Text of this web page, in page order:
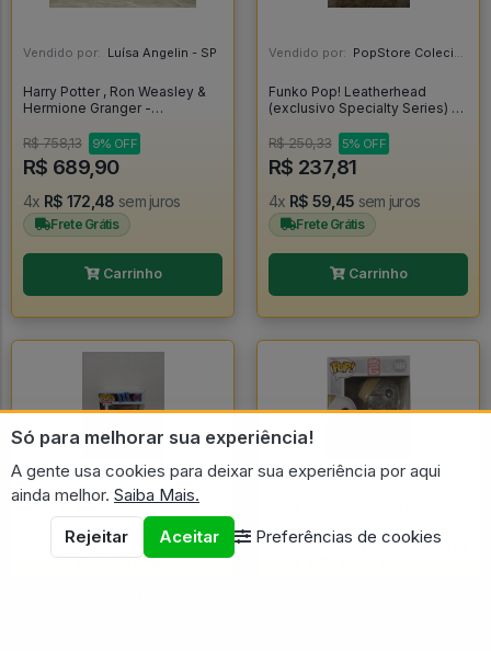
Vendido por: Luísa Angelin - SP
Harry Potter , Ron Weasley &
Hermione Granger -
R$ 758,13 9% OFF
R$ 689,90
4x R$ 172,48 sem juros
Frete Grátis
Carrinho
Vendido por: PopStore Colecionáveis - MG
Funko Pop! Leatherhead
(exclusivo Specialty Series) -
#543
R$ 250,33 5% OFF
R$ 237,81
4x R$ 59,45 sem juros
Frete Grátis
Carrinho
Raquel Plissken - SP
Funko Pop Billy Idol #99 -
Rocks - Billy Idol #99
Funko Pop! Baymax Sdcc 2024
Só para melhorar sua experiência!
A gente usa cookies para deixar sua experiência por aqui
ainda melhor. Saiba Mais.
Rejeitar
Aceitar Preferências de cookies